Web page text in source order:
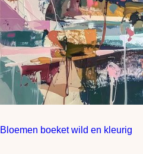
Bloemen boeket wild en kleurig